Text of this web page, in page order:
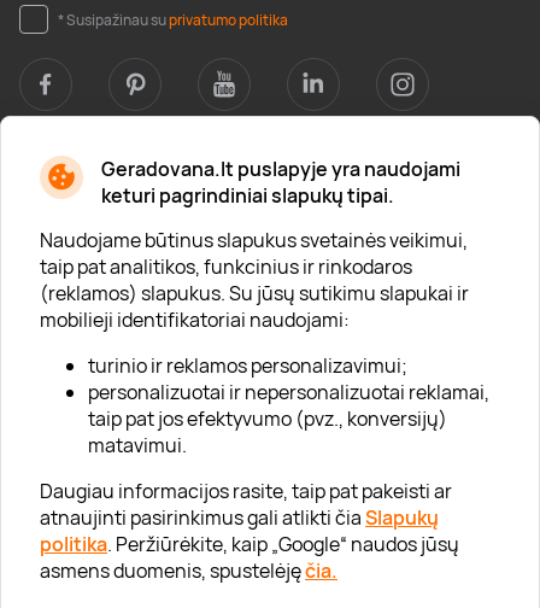
Geradovana.lt puslapyje yra naudojami
keturi pagrindiniai slapukų tipai.
Naudojame būtinus slapukus svetainės veikimui,
taip pat analitikos, funkcinius ir rinkodaros
(reklamos) slapukus. Su jūsų sutikimu slapukai ir
mobilieji identifikatoriai naudojami:
turinio ir reklamos personalizavimui;
personalizuotai ir nepersonalizuotai reklamai,
taip pat jos efektyvumo (pvz., konversijų)
matavimui.
Daugiau informacijos rasite, taip pat pakeisti ar
atnaujinti pasirinkimus gali atlikti čiaSlapukų
politika. Peržiūrėkite, kaip „Google“ naudos jūsų
asmens duomenis, spustelėjęčia.
* Susipažinau suprivatumo politika
Apie mus
Apie „Gera Dovana“
Lojalumo klubas
Karjera
Visi partneriai
Kontaktai
Tinklaraštis
Informacija